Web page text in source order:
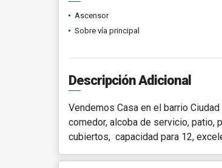
Ascensor
Sobre vía principal
Descripción Adicional
Vendemos Casa en el barrio
comedor, alcoba de servicio, patio,
cubiertos, capacidad para 12,